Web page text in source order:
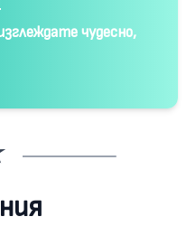
чудесно,